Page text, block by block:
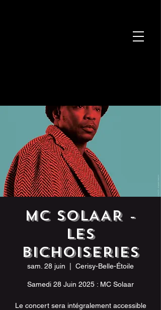
MC SOLAAR -
Les
Bichoiseries
sam. 28 juin Cerisy-Belle-Étoile
Samedi 28 Juin 2025 : MC Solaar
Le concert sera intégralement accessible